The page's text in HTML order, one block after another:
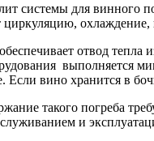
системы для винного
циркуляцию,
отвод
Если вино хранится в
такого погреба
и